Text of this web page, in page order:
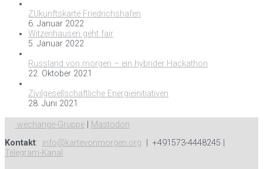
ZUkunftskarte Friedrichshafen
6. Januar 2022
Witzenhausen geht fair
5. Januar 2022
Russland von morgen – ein hybrider Hackathon
22. Oktober 2021
Zivilgesellschaftliche Energieinitiativen
28. Juni 2021
wechange-Gruppe
Mastodon
Kontakt: info@kartevonmorgen.org | +491573-4448245 |
Telegram-Kanal